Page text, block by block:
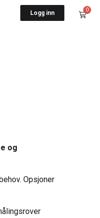
Logg inn 0
og
Opsjoner